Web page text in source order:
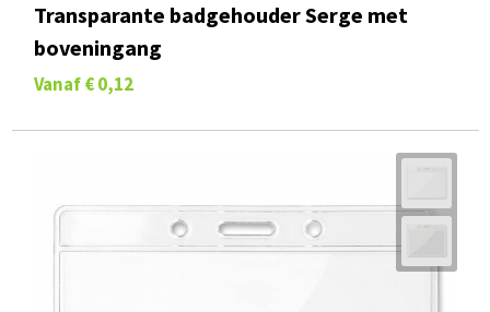
Transparante badgehouder Serge met
boveningang
Vanaf € 0,12